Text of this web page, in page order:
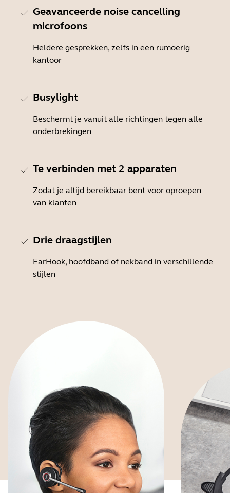
Geavanceerde noise cancelling
microfoons
Heldere gesprekken, zelfs in een rumoerig
kantoor
Busylight
Beschermt je vanuit alle richtingen tegen alle
onderbrekingen
Te verbinden met 2 apparaten
Zodat je altijd bereikbaar bent voor oproepen
van klanten
Drie draagstijlen
EarHook, hoofdband of nekband in verschillende
stijlen